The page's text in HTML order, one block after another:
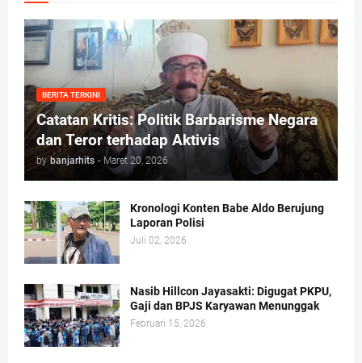
BERITA TERKINI
Catatan Kritis: Politik Barbarisme Negara
dan Teror terhadap Aktivis
by banjarhits - Maret 20, 2026
Kronologi Konten Babe Aldo Berujung
Laporan Polisi
Juli 02, 2026
Nasib Hillcon Jayasakti: Digugat PKPU,
Gaji dan BPJS Karyawan Menunggak
Februari 15, 2026